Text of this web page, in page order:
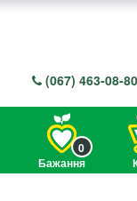
(067) 463-08-80
Бажання
0